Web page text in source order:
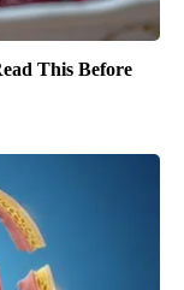
This Before